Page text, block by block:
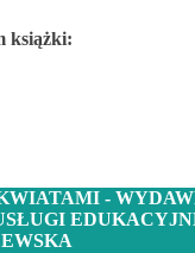
książki:
-